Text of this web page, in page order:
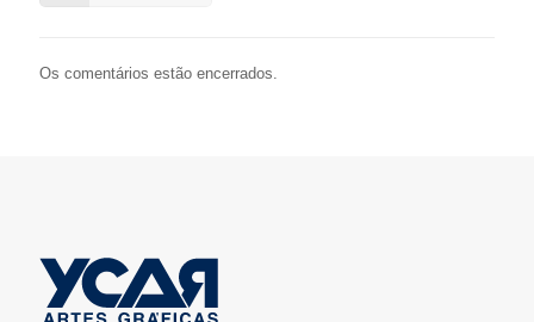
Os comentários estão encerrados.